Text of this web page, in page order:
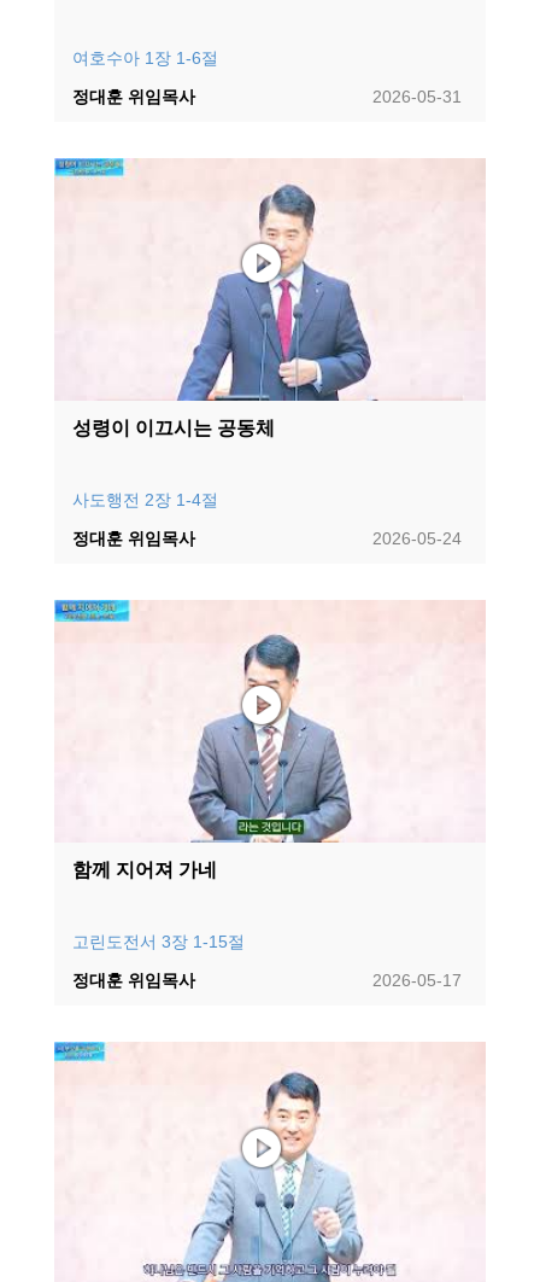
여호수아 1장 1-6절
2026-05-31
정대훈 위임목사
성령이 이끄시는 공동체
사도행전 2장 1-4절
2026-05-24
정대훈 위임목사
함께 지어져 가네
고린도전서 3장 1-15절
2026-05-17
정대훈 위임목사